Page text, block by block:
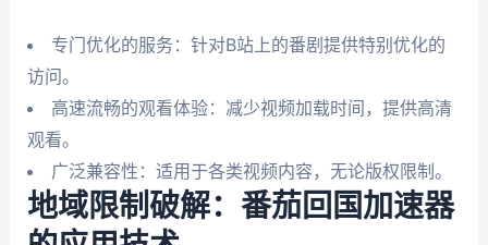
专门优化的服务：针对B站上的番剧提供特别优化的
访问。
高速流畅的观看体验：减少视频加载时间，提供高清
观看。
广泛兼容性：适用于各类视频内容，无论版权限制。
地域限制破解：番茄回国加速器